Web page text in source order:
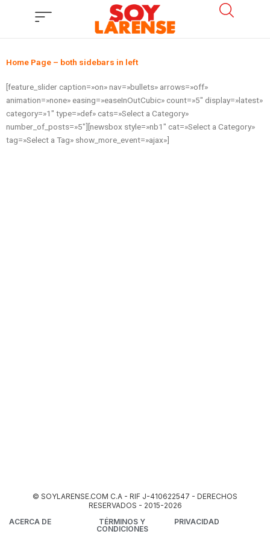
Home Page – both sidebars in left
[feature_slider caption=»on» nav=»bullets» arrows=»off»
animation=»none» easing=»easeInOutCubic» count=»5″ display=»latest»
category=»1″ type=»def» cats=»Select a Category»
number_of_posts=»5″][newsbox style=»nb1″ cat=»Select a Category»
tag=»Select a Tag» show_more_event=»ajax»]
© SOYLARENSE.COM C.A - RIF J-410622547 - DERECHOS
RESERVADOS - 2015-2026
ACERCA DE
TÉRMINOS Y
CONDICIONES
PRIVACIDAD